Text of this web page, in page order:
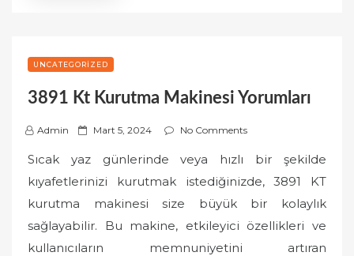
UNCATEGORIZED
3891 Kt Kurutma Makinesi Yorumları
Admin
P
s
t
d
Mart 5, 2024 No Comments
Sıcak yaz günlerinde veya hızlı bir şekilde
kıyafetlerinizi kurutmak istediğinizde, 3891 KT
kurutma makinesi size büyük bir kolaylık
sağlayabilir. Bu makine, etkileyici özellikleri ve
kullanıcıların memnuniyetini artıran